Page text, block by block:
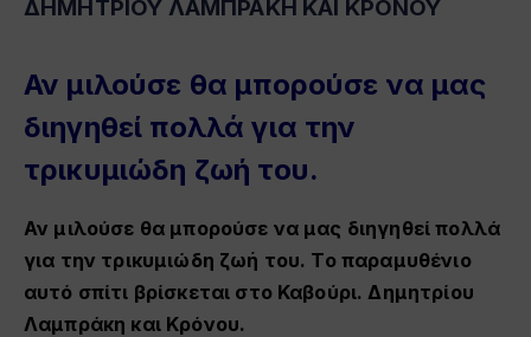
ΔΗΜΗΤΡΙΟΥ ΛΑΜΠΡΑΚΗ ΚΑΙ ΚΡΟΝΟΥ
Αν μιλούσε θα μπορούσε να μας
διηγηθεί πολλά για την
τρικυμιώδη ζωή του.
Αν μιλούσε θα μπορούσε να μας διηγηθεί πολλά
για την τρικυμιώδη ζωή του. Το παραμυθένιο
αυτό σπίτι βρίσκεται στο Καβούρι. Δημητρίου
Λαμπράκη και Κρόνου.